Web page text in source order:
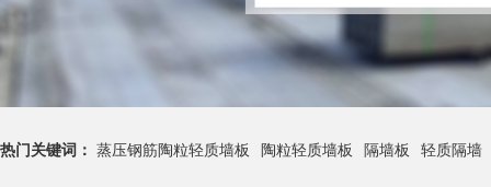
热门关键词： 蒸压钢筋陶粒轻质墙板 陶粒轻质墙板 隔墙板 轻质隔墙